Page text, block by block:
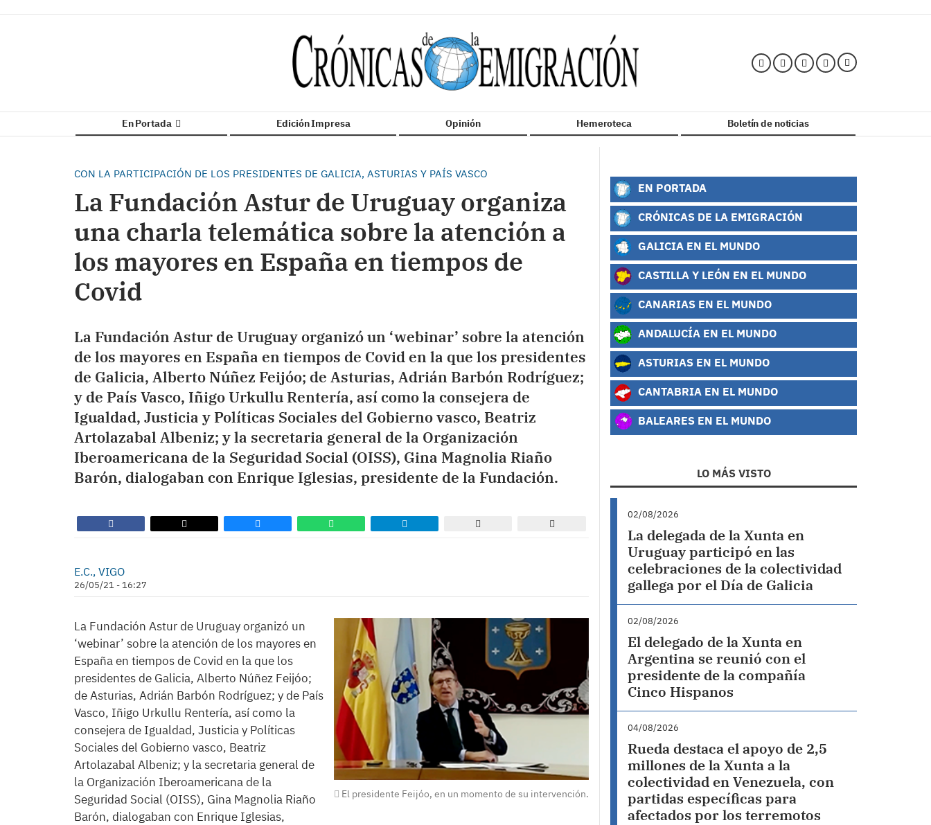
En Portada Edición Impresa Opinión Hemeroteca Boletín de noticias
CON LA PARTICIPACIÓN DE LOS PRESIDENTES DE GALICIA, ASTURIAS Y PAÍS VASCO
La Fundación Astur de Uruguay organiza
una charla telemática sobre la atención a
los mayores en España en tiempos de
Covid
La Fundación Astur de Uruguay organizó un ‘webinar’ sobre la atención
de los mayores en España en tiempos de Covid en la que los presidentes
de Galicia, Alberto Núñez Feijóo; de Asturias, Adrián Barbón Rodríguez;
y de País Vasco, Iñigo Urkullu Rentería, así como la consejera de
Igualdad, Justicia y Políticas Sociales del Gobierno vasco, Beatriz
Artolazabal Albeniz; y la secretaria general de la Organización
Iberoamericana de la Seguridad Social (OISS), Gina Magnolia Riaño
Barón, dialogaban con Enrique Iglesias, presidente de la Fundación.
E.C., VIGO
26/05/21 - 16:27
El presidente Feijóo, en un momento de su intervención.
La Fundación Astur de Uruguay organizó un
‘webinar’ sobre la atención de los mayores en
España en tiempos de Covid en la que los
presidentes de Galicia, Alberto Núñez Feijóo;
de Asturias, Adrián Barbón Rodríguez; y de País
Vasco, Iñigo Urkullu Rentería, así como la
consejera de Igualdad, Justicia y Políticas
Sociales del Gobierno vasco, Beatriz
Artolazabal Albeniz; y la secretaria general de
la Organización Iberoamericana de la
Seguridad Social (OISS), Gina Magnolia Riaño
Barón, dialogaban con Enrique Iglesias,
EN PORTADA
CRÓNICAS DE LA EMIGRACIÓN
GALICIA EN EL MUNDO
CASTILLA Y LEÓN EN EL MUNDO
CANARIAS EN EL MUNDO
ANDALUCÍA EN EL MUNDO
ASTURIAS EN EL MUNDO
CANTABRIA EN EL MUNDO
BALEARES EN EL MUNDO
LO MÁS VISTO
02/08/2026
La delegada de la Xunta en
Uruguay participó en las
celebraciones de la colectividad
gallega por el Día de Galicia
02/08/2026
El delegado de la Xunta en
Argentina se reunió con el
presidente de la compañía
Cinco Hispanos
04/08/2026
Rueda destaca el apoyo de 2,5
millones de la Xunta a la
colectividad en Venezuela, con
partidas específicas para
afectados por los terremotos